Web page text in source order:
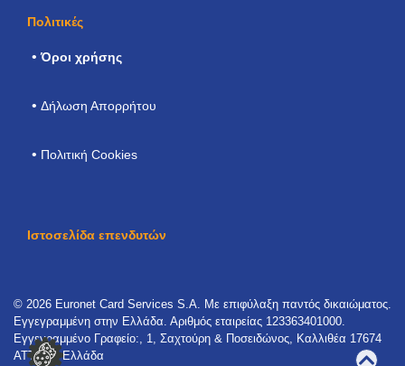
Πολιτικές
Όροι χρήσης
Δήλωση Απορρήτου
Πολιτική Cookies
Ιστοσελίδα επενδυτών
© 2026 Euronet Card Services S.A. Με επιφύλαξη παντός δικαιώματος.
Εγγεγραμμένη στην Ελλάδα. Αριθμός εταιρείας 123363401000.
Εγγεγραμμένο Γραφείο:, 1, Σαχτούρη & Ποσειδώνος, Καλλιθέα 17674
ΑΤΤΙΚΗ, Ελλάδα